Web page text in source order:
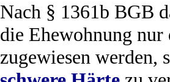
Nach § 1361b BGB
die Ehewohnung
zugewiesen werden,